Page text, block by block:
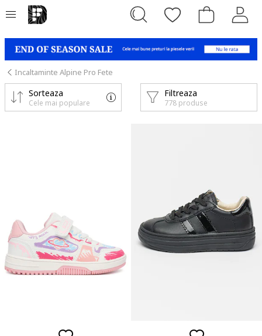
Incaltaminte Alpine Pro Fete
Filtreaza
778 produse
Sorteaza
Cele mai populare